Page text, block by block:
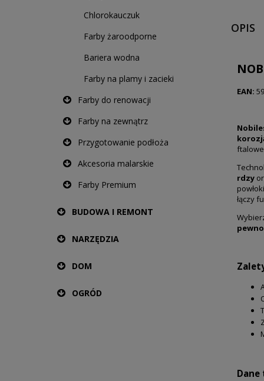
Chlorokauczuk
Farby żaroodporne
Bariera wodna
Farby na plamy i zacieki
Farby do renowacji
Farby na zewnątrz
Przygotowanie podłoża
Akcesoria malarskie
Farby Premium
BUDOWA I REMONT
NARZĘDZIA
DOM
OGRÓD
OPIS
EAN:
rdzy
łączy
Dane